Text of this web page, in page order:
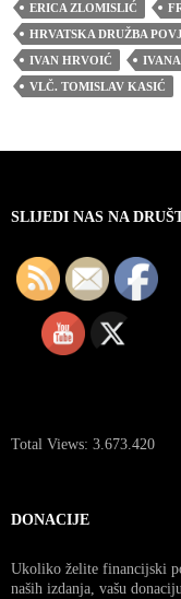
ERICA ZLOMISLIĆ
HRVATSKA DRUŽBA
IVAN HRVOIĆ
VLČ. TOMISLAV KASIĆ
SLIJEDI NAS NA
Total Views: 3.673.420
DONACIJE
Ukoliko želite financijski
naših izdanja, vašu